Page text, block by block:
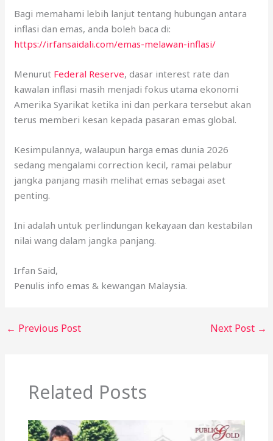
Bagi memahami lebih lanjut tentang hubungan antara
inflasi dan emas, anda boleh baca di:
https://irfansaidali.com/emas-melawan-inflasi/
Menurut Federal Reserve, dasar interest rate dan
kawalan inflasi masih menjadi fokus utama ekonomi
Amerika Syarikat ketika ini dan perkara tersebut akan
terus memberi kesan kepada pasaran emas global.
Kesimpulannya, walaupun harga emas dunia 2026
sedang mengalami correction kecil, ramai pelabur
jangka panjang masih melihat emas sebagai aset
penting.
Ini adalah untuk perlindungan kekayaan dan kestabilan
nilai wang dalam jangka panjang.
Irfan Said,
Penulis info emas & kewangan Malaysia.
← Previous Post Next Post →
Related Posts